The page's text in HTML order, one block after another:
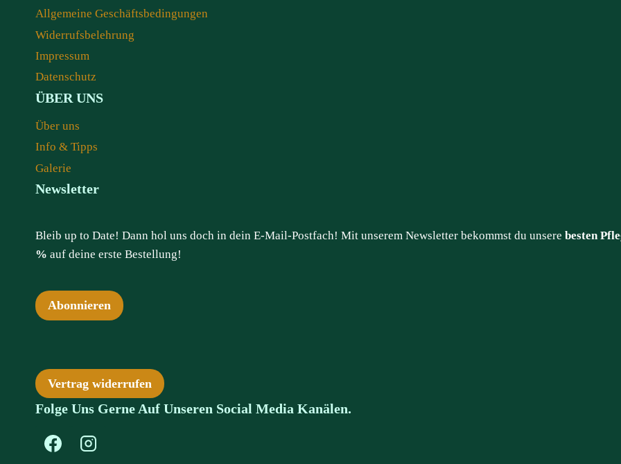
Allgemeine Geschäftsbedingungen
Widerrufsbelehrung
Impressum
Datenschutz
ÜBER UNS
Über uns
Info & Tipps
Galerie
Newsletter
Bleib up to Date! Dann hol uns doch in dein E-Mail-Postfach! Mit unserem Newsletter bekommst du unsere besten
% auf deine erste Bestellung!
Abonnieren
Vertrag widerrufen
Folge Uns Gerne Auf Unseren Social Media Kanälen.